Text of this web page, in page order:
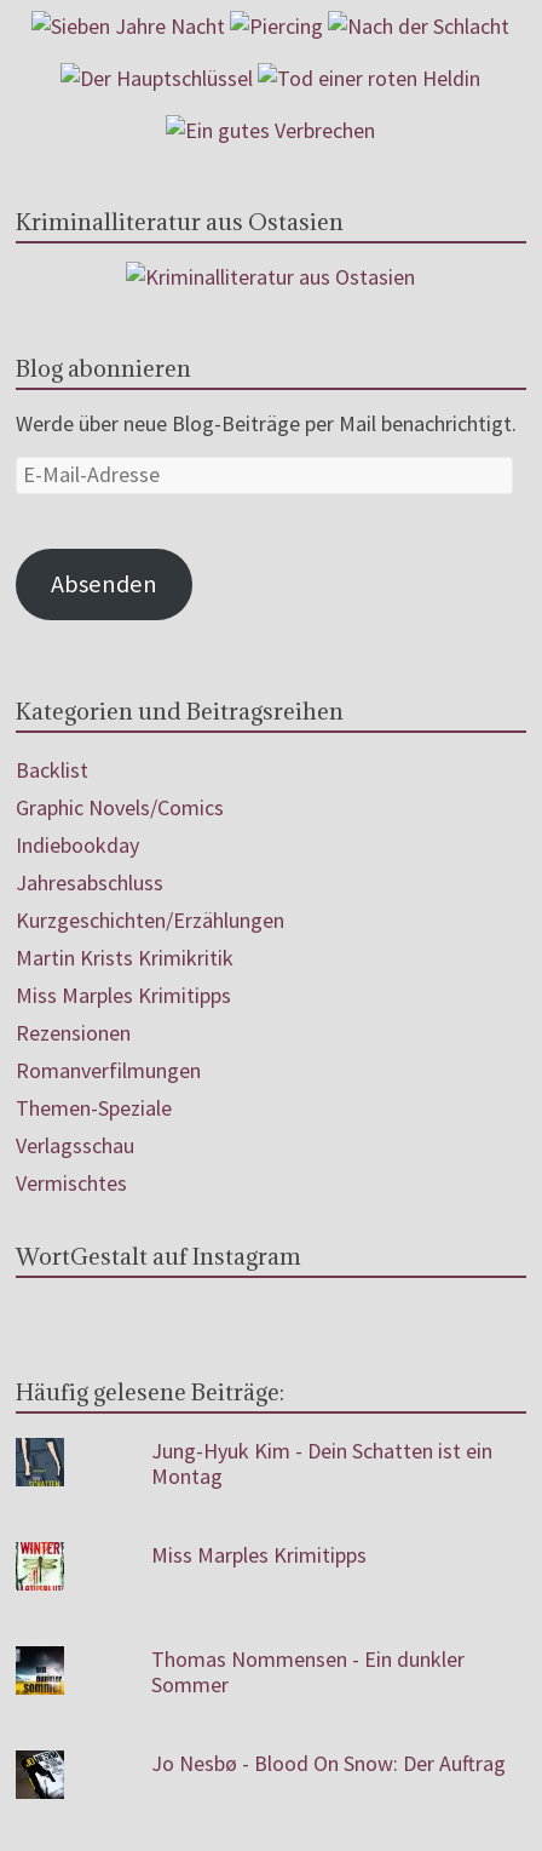
Kriminalliteratur aus Ostasien
Blog abonnieren
Werde über neue Blog-Beiträge per Mail benachrichtigt.
Absenden
Kategorien und Beitragsreihen
Backlist
Graphic Novels/Comics
Indiebookday
Jahresabschluss
Kurzgeschichten/Erzählungen
Martin Krists Krimikritik
Miss Marples Krimitipps
Rezensionen
Romanverfilmungen
Themen-Speziale
Verlagsschau
Vermischtes
WortGestalt auf Instagram
Häufig gelesene Beiträge:
Jung-Hyuk Kim - Dein Schatten ist ein
Montag
Miss Marples Krimitipps
Thomas Nommensen - Ein dunkler
Sommer
Jo Nesbø - Blood On Snow: Der Auftrag